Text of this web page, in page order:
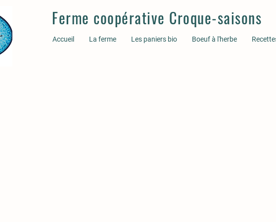
Ferme coopérative Croque-saisons
Accueil La ferme Les paniers bio Boeuf à l'herbe